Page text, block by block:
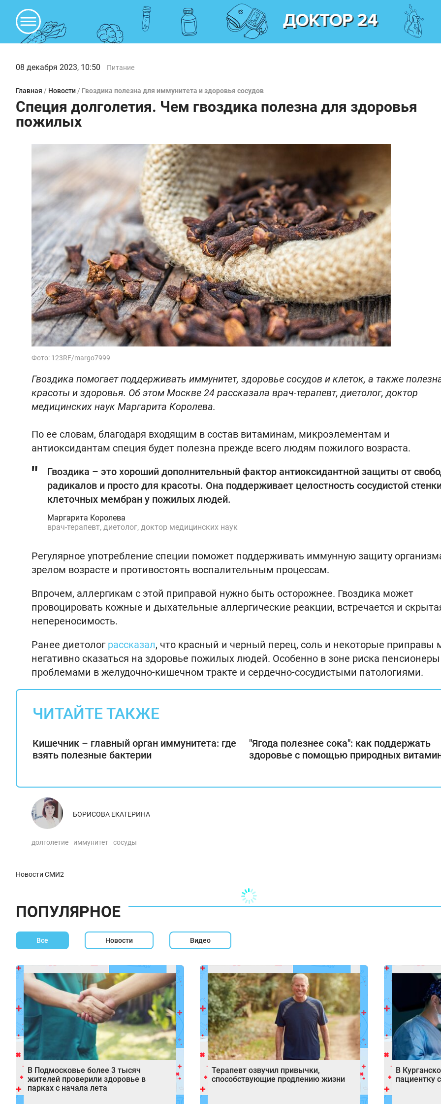
08 декабря 2023, 10:50 Питание
Главная / Новости / Гвоздика полезна для иммунитета и здоровья сосудов
Специя долголетия. Чем гвоздика полезна для здоровья
пожилых
Фото: 123RF/margo7999
Гвоздика помогает поддерживать иммунитет, здоровье сосудов и клеток, а также
красоты и здоровья. Об этом Москве 24 рассказала врач-терапевт, диетолог, доктор
медицинских наук Маргарита Королева.
По ее словам, благодаря входящим в состав витаминам, микроэлементам и
антиоксидантам специя будет полезна прежде всего людям пожилого возраста.
Гвоздика – это хороший дополнительный фактор антиоксидантной защиты от
радикалов и просто для красоты. Она поддерживает целостность сосудистой
клеточных мембран у пожилых людей.
Маргарита Королева
врач-терапевт, диетолог, доктор медицинских наук
Регулярное употребление специи поможет поддерживать иммунную защиту
зрелом возрасте и противостоять воспалительным процессам.
Впрочем, аллергикам с этой приправой нужно быть осторожнее. Гвоздика может
провоцировать кожные и дыхательные аллергические реакции, встречается и
непереносимость.
Ранее диетолог рассказал, что красный и черный перец, соль и некоторые приправы
негативно сказаться на здоровье пожилых людей. Особенно в зоне риска
проблемами в желудочно-кишечном тракте и сердечно-сосудистыми патологиями.
ЧИТАЙТЕ ТАКЖЕ
Кишечник – главный орган иммунитета: где
взять полезные бактерии
"Ягода полезнее сока": как поддержать
здоровье с помощью природных
БОРИСОВА ЕКАТЕРИНА
долголетие иммунитет сосуды
Новости СМИ2
ПОПУЛЯРНОЕ
Все Новости Видео
В Подмосковье более 3 тысяч
жителей проверили здоровье в
парках с начала лета
Терапевт озвучил привычки,
способствующие продлению жизни
В
пациентку